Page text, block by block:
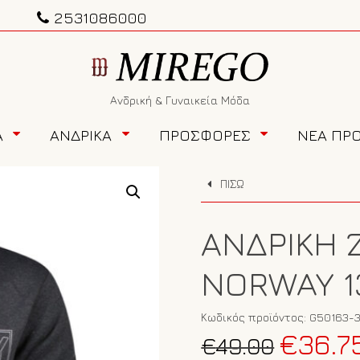
2531086000
Ανδρική & Γυναικεία Μόδα
ΑΝΔΡΙΚΑ ΠΡΟΣΦΟΡΕΣ ΝΕΑ
ΠΙΣΩ
ΑΝΔΡΙΚΉ
NORWAY
Κωδικός προϊόντος: G50163-3
€49.00 Original
€